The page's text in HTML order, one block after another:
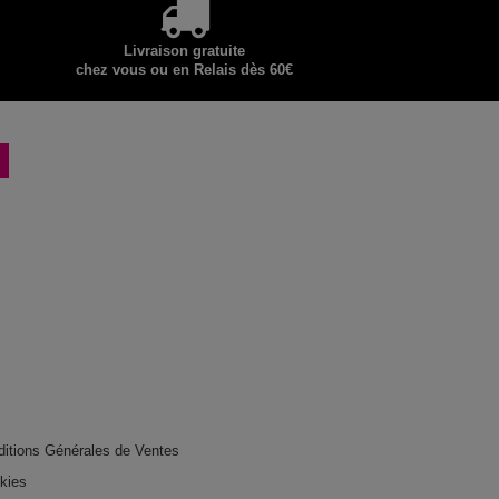
Livraison gratuite
chez vous ou en Relais dès 60€
Générales de Ventes